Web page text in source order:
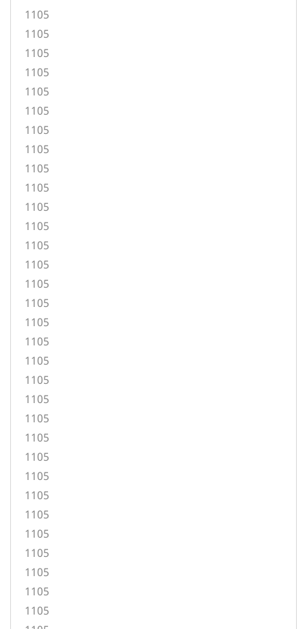
1105
1105
1105
1105
1105
1105
1105
1105
1105
1105
1105
1105
1105
1105
1105
1105
1105
1105
1105
1105
1105
1105
1105
1105
1105
1105
1105
1105
1105
1105
1105
1105